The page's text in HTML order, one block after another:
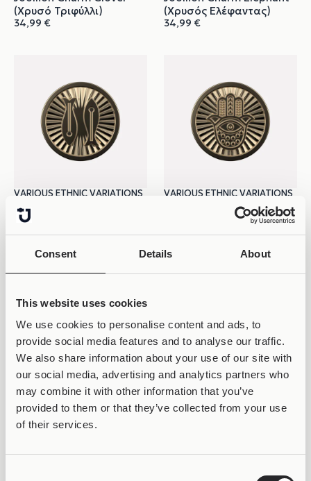
Consent Details About
This website uses cookies
We use cookies to personalise content and ads, to
provide social media features and to analyse our traffic.
We also share information about your use of our site with
our social media, advertising and analytics partners who
may combine it with other information that you’ve
provided to them or that they’ve collected from your use
of their services.
(Χρυσό Τριφύλλι)
34,99 €
(Χρυσός Ελέφαντας)
34,99 €
VARIOUS ETHNIC VARIATIONS
Joollion Charm Fishes
(Χρυσά Ψάρια)
VARIOUS ETHNIC VARIATIONS
Joollion Charm Hamsa
(Χρυσό Χάμσα)
VARIOUS ETHNIC VARIATIONS
Joollion Charm Lotus
(Χρυσός Λωτός)
VARIOUS ETHNIC VARIATIONS
Joollion Charm Maneki